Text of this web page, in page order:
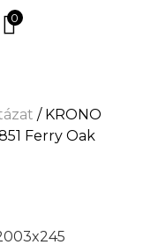
0
/ KRONO
Ferry Oak